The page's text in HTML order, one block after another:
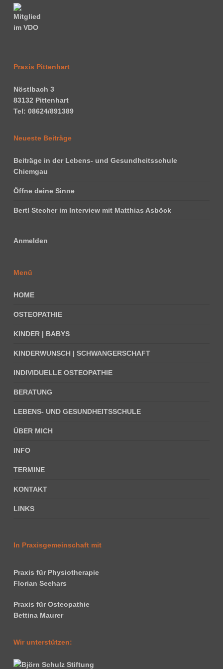
Praxis Pittenhart
Nöstlbach 3
83132 Pittenhart
Tel: 08624/891389
Neueste Beiträge
Beiträge in der Lebens- und Gesundheitsschule
Chiemgau
Öffne deine Sinne
Bertl Stecher im Interview mit Matthias Asböck
Anmelden
Menü
HOME
OSTEOPATHIE
KINDER | BABYS
KINDERWUNSCH | SCHWANGERSCHAFT
INDIVIDUELLE OSTEOPATHIE
BERATUNG
LEBENS- UND GESUNDHEITSSCHULE
ÜBER MICH
INFO
TERMINE
KONTAKT
LINKS
In Praxisgemeinschaft mit
Praxis für Physiotherapie
Florian Seehars
Praxis für Osteopathie
Bettina Maurer
Wir unterstützen: